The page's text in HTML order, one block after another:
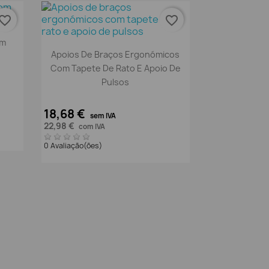
Vista rápida
Apoios De Braços Ergonómicos
Com Tapete De Rato E Apoio De
Pulsos
18,68 € sem IVA
22,98 € com IVA
0 Avaliação(ões)
favorite_border